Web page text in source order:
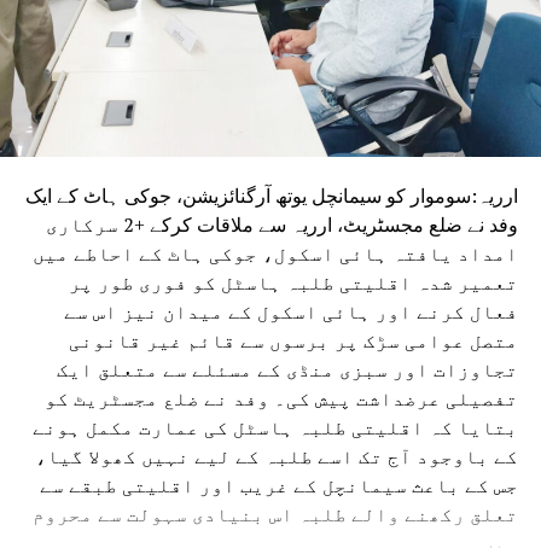
مواقع پیدا کرے اور بہاریوں کے وقار کو بحال کرے۔انہوں نے
کسی متبادل لیڈر کا نام لیے بغیر کہا کہ ان کی مخالفت کسی
فرد یا پارٹی سے نہیں بلکہ’’کمزور قیادت‘‘سے ہے۔ وزیر اعلیٰ
مسٹر چودھری کا نام لیے بغیر ان کی طرف اشارہ کرتے ہوئے
انہوں نے الزام لگایا کہ ان سے لوگ اچھی طرح واقف ہیں اور
گا۔
ارریہ:سوموار کو سیمانچل یوتھ آرگنائزیشن، جوکی ہاٹ کے ایک
وفد نے ضلع مجسٹریٹ، ارریہ سے ملاقات کرکے +2 سرکاری
امداد یافتہ ہائی اسکول، جوکی ہاٹ کے احاطے میں
تعمیر شدہ اقلیتی طلبہ ہاسٹل کو فوری طور پر
فعال کرنے اور ہائی اسکول کے میدان نیز اس سے
متصل عوامی سڑک پر برسوں سے قائم غیر قانونی
تجاوزات اور سبزی منڈی کے مسئلے سے متعلق ایک
تفصیلی عرضداشت پیش کی۔ وفد نے ضلع مجسٹریٹ کو
بتایا کہ اقلیتی طلبہ ہاسٹل کی عمارت مکمل ہونے
کے باوجود آج تک اسے طلبہ کے لیے نہیں کھولا گیا،
جس کے باعث سیمانچل کے غریب اور اقلیتی طبقے سے
تعلق رکھنے والے طلبہ اس بنیادی سہولت سے محروم